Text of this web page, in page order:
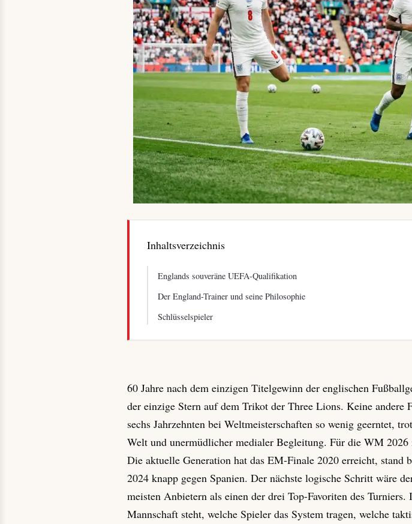
Inhaltsverzeichnis
Englands souveräne UEFA-Qualifikation
Der England-Trainer und seine Philosophie
Schlüsselspieler
60 Jahre nach dem einzigen Titelgewinn der englischen
der einzige Stern auf dem Trikot der Three Lions. Keine
sechs Jahrzehnten bei Weltmeisterschaften so wenig geerntet,
Welt und unermüdlicher medialer Begleitung. Für die WM
Die aktuelle Generation hat das EM-Finale 2020 erreicht,
2024 knapp gegen Spanien. Der nächste logische Schritt wäre
meisten Anbietern als einen der drei Top-Favoriten des
Mannschaft steht, welche Spieler das System tragen, welche